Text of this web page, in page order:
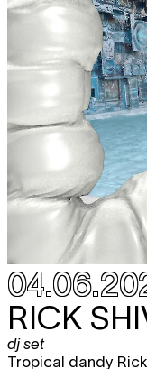
RICK
dj set
Tropical dandy